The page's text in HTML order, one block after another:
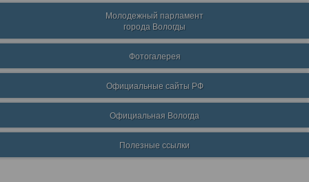
Молодежный парламент
города Вологды
Фотогалерея
Официальные сайты РФ
Официальная Вологда
Полезные ссылки